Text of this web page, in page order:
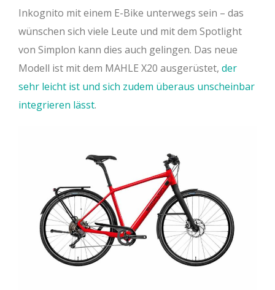
Inkognito mit einem E-Bike unterwegs sein – das
wünschen sich viele Leute und mit dem Spotlight
von Simplon kann dies auch gelingen. Das neue
Modell ist mit dem MAHLE X20 ausgerüstet, der
sehr leicht ist und sich zudem überaus unscheinbar
integrieren lässt.